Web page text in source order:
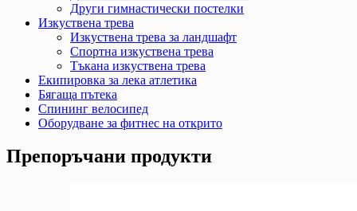
Други гимнастически постелки
Изкуствена трева
Изкуствена трева за ландшафт
Спортна изкуствена трева
Тъкана изкуствена трева
Екипировка за лека атлетика
Бягаща пътека
Спининг велосипед
Оборудване за фитнес на открито
Препоръчани продукти